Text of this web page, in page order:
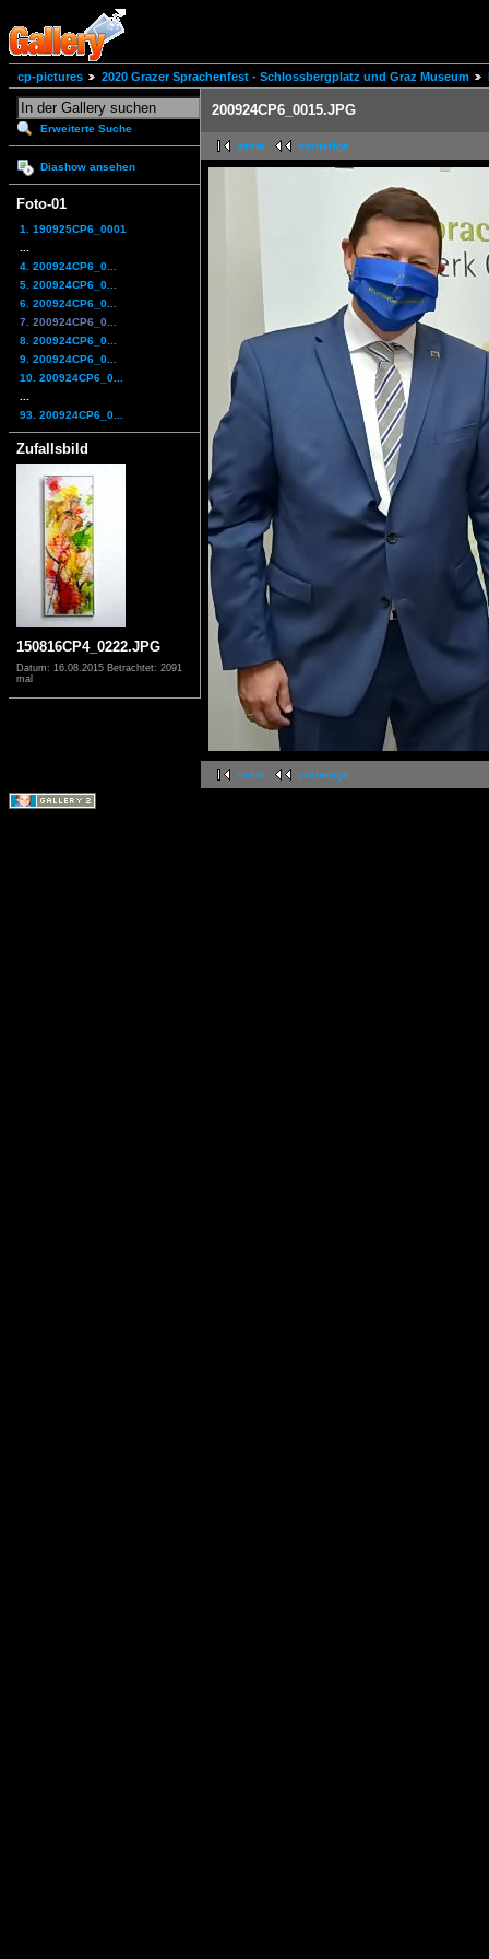
cp-pictures 2020 Grazer Sprachenfest - Schlossbergplatz und Graz Museum
Erweiterte Suche
Diashow ansehen
Foto-01
1. 190925CP6_0001
4. 200924CP6_0...
5. 200924CP6_0...
6. 200924CP6_0...
7. 200924CP6_0...
8. 200924CP6_0...
9. 200924CP6_0...
10. 200924CP6_0...
93. 200924CP6_0...
Zufallsbild
150816CP4_0222.JPG
Datum: 16.08.2015 Betrachtet: 2091
mal
200924CP6_0015.JPG
erste vorherige
erste vorherige